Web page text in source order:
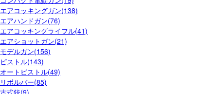
エアコッキングガン(138)
エアハンドガン(76)
エアコッキングライフル(41)
エアショットガン(21)
モデルガン(156)
ピストル(143)
オートピストル(49)
リボルバー(85)